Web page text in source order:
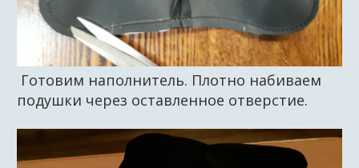
Готовим наполнитель. Плотно набиваем
подушки через оставленное отверстие.